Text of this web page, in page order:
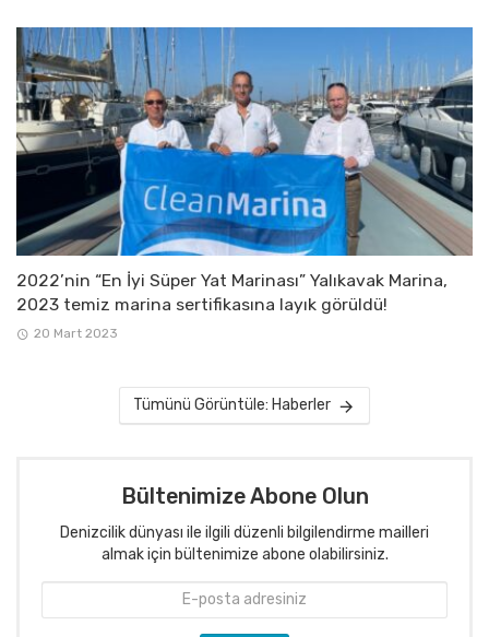
2022’nin “En İyi Süper Yat Marinası” Yalıkavak Marina,
2023 temiz marina sertifikasına layık görüldü!
20 Mart 2023
Tümünü Görüntüle: Haberler
Bültenimize Abone Olun
Denizcilik dünyası ile ilgili düzenli bilgilendirme mailleri
almak için bültenimize abone olabilirsiniz.